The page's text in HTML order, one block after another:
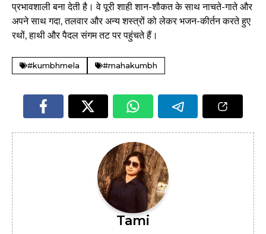
प्रभावशाली बना देती है। वे पूरी शाही शान-शौकत के साथ नाचते-गाते और
अपने साथ गदा, तलवार और अन्य शस्त्रों को लेकर भजन-कीर्तन करते हुए
रथों, हाथी और पैदल संगम तट पर पहुंचते हैं।
#kumbhmela #mahakumbh
Tami